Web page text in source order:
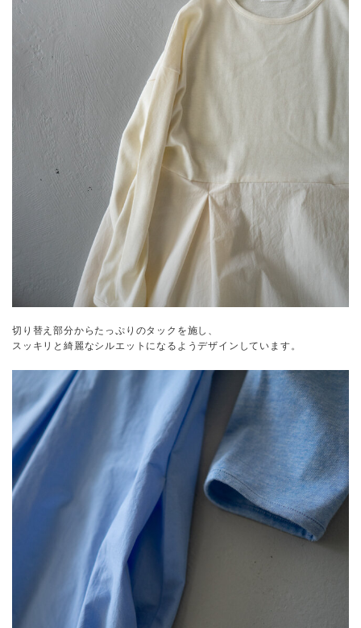
切り替え部分からたっぷりのタックを施し、
スッキリと綺麗なシルエットになるようデザインしています。